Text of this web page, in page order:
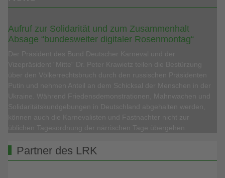
Aufruf zur Solidarität und zum Zusammenhalt
Absage “bundesweiter digitaler Rosenmontag“
Partner des LRK